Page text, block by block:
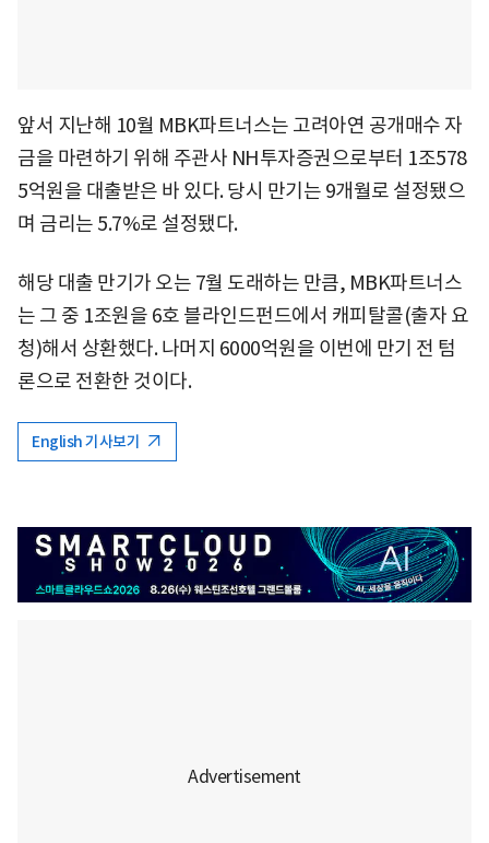
앞서 지난해 10월 MBK파트너스는 고려아연 공개매수 자
금을 마련하기 위해 주관사 NH투자증권으로부터 1조578
5억원을 대출받은 바 있다. 당시 만기는 9개월로 설정됐으
며 금리는 5.7%로 설정됐다.
해당 대출 만기가 오는 7월 도래하는 만큼, MBK파트너스
는 그 중 1조원을 6호 블라인드펀드에서 캐피탈콜(출자 요
청)해서 상환했다. 나머지 6000억원을 이번에 만기 전 텀
론으로 전환한 것이다.
English 기사보기